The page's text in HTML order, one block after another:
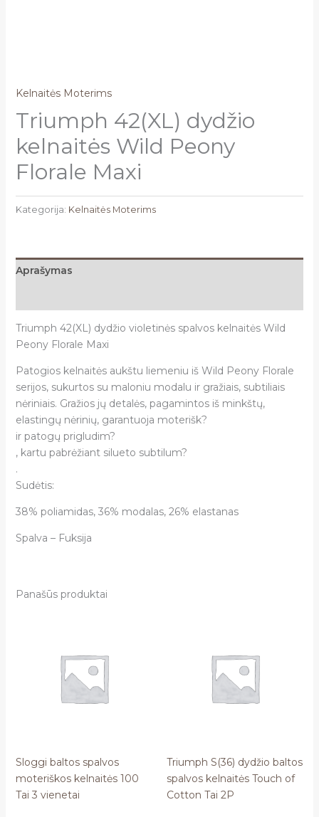
Kelnaitės Moterims
Triumph 42(XL) dydžio
kelnaitės Wild Peony
Florale Maxi
Kategorija: Kelnaitės Moterims
Aprašymas
Triumph 42(XL) dydžio violetinės spalvos kelnaitės Wild
Peony Florale Maxi
Patogios kelnaitės aukštu liemeniu iš Wild Peony Florale
serijos, sukurtos su maloniu modalu ir gražiais, subtiliais
nėriniais. Gražios jų detalės, pagamintos iš minkštų,
elastingų nėrinių, garantuoja moterišk?
ir patogų prigludim?
, kartu pabrėžiant silueto subtilum?
.
Sudėtis:
38% poliamidas, 36% modalas, 26% elastanas
Spalva – Fuksija
Panašūs produktai
Sloggi baltos spalvos
moteriškos kelnaitės 100
Tai 3 vienetai
Triumph S(36) dydžio baltos
spalvos kelnaitės Touch of
Cotton Tai 2P